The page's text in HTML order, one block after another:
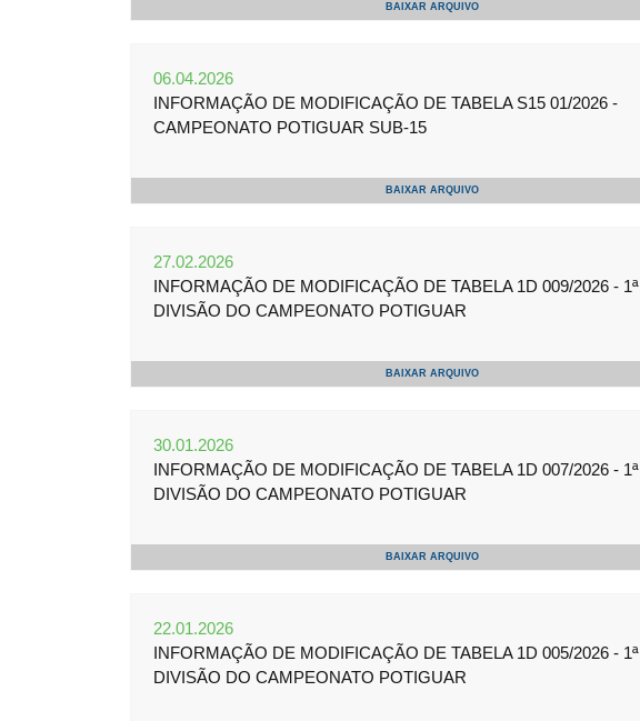
BAIXAR ARQUIVO
06.04.2026
INFORMAÇÃO DE MODIFICAÇÃO DE TABELA S15 01/2026 -
CAMPEONATO POTIGUAR SUB-15
BAIXAR ARQUIVO
27.02.2026
INFORMAÇÃO DE MODIFICAÇÃO DE TABELA 1D 009/2026 - 1ª
DIVISÃO DO CAMPEONATO POTIGUAR
BAIXAR ARQUIVO
30.01.2026
INFORMAÇÃO DE MODIFICAÇÃO DE TABELA 1D 007/2026 - 1ª
DIVISÃO DO CAMPEONATO POTIGUAR
BAIXAR ARQUIVO
22.01.2026
INFORMAÇÃO DE MODIFICAÇÃO DE TABELA 1D 005/2026 - 1ª
DIVISÃO DO CAMPEONATO POTIGUAR